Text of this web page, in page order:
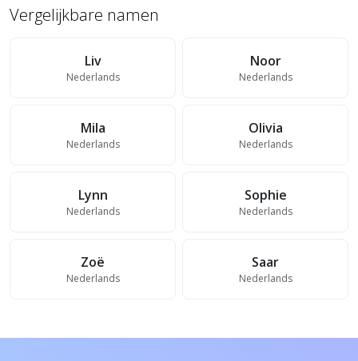
Vergelijkbare namen
Liv
Nederlands
Noor
Nederlands
Mila
Nederlands
Olivia
Nederlands
Lynn
Nederlands
Sophie
Nederlands
Zoë
Nederlands
Saar
Nederlands